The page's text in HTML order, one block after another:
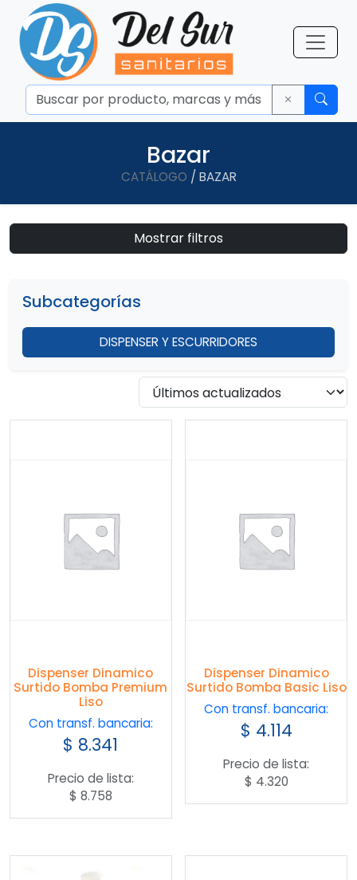
Bazar
CATÁLOGO / BAZAR
Mostrar filtros
Subcategorías
DISPENSER Y ESCURRIDORES
Dispenser Dinamico
Surtido Bomba Premium
Liso
Con transf. bancaria:
$ 8.341
Precio de lista:
$ 8.758
Dispenser Dinamico
Surtido Bomba Basic Liso
Con transf. bancaria:
$ 4.114
Precio de lista:
$ 4.320